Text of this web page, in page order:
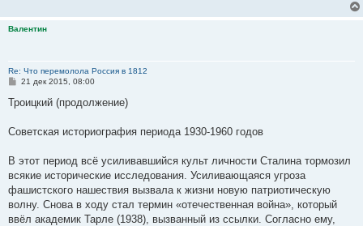
Валентин
Re: Что перемолола Россия в 1812
С
о
е
е
21 дек 2015, 08:00
Троицкий (продолжение)
Советская историография периода 1930-1960 годов
В этот период всё усиливавшийся культ личности Сталина тормозил
всякие исторические исследования. Усиливающаяся угроза
фашистского нашествия вызвала к жизни новую патриотическую
волну. Снова в ходу стал термин «отечественная война», который
ввёл академик Тарле (1938), вызванный из ссылки. Согласно ему,